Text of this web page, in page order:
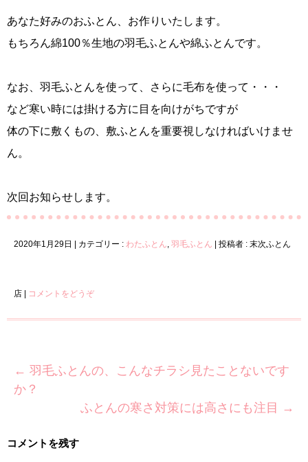
あなた好みのおふとん、お作りいたします。
もちろん綿100％生地の羽毛ふとんや綿ふとんです。
なお、羽毛ふとんを使って、さらに毛布を使って・・・
など寒い時には掛ける方に目を向けがちですが
体の下に敷くもの、敷ふとんを重要視しなければいけませ
ん。
次回お知らせします。
2020年1月29日 カテゴリー : わたふとん, 羽毛ふとん 投稿者 : 末次ふとん
店 コメントをどうぞ
← 羽毛ふとんの、こんなチラシ見たことないです
か？
ふとんの寒さ対策には高さにも注目
→
コメントを残す